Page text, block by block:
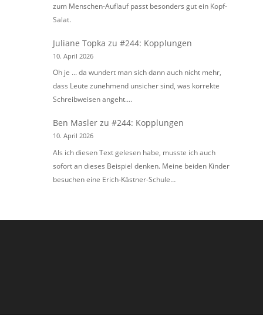
zum Menschen-Auflauf passt besonders gut ein Kopf-
Salat.
Juliane Topka zu#244: Kopplungen
10. April 2026
Oh je ... da wundert man sich dann auch nicht mehr,
dass Leute zunehmend unsicher sind, was korrekte
Schreibweisen angeht.…
Ben Masler zu#244: Kopplungen
10. April 2026
Als ich diesen Text gelesen habe, musste ich auch
sofort an dieses Beispiel denken. Meine beiden Kinder
besuchen eine Erich-Kästner-Schule…